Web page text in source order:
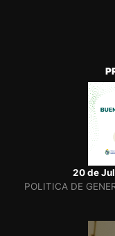
20 de
POLITICA DE